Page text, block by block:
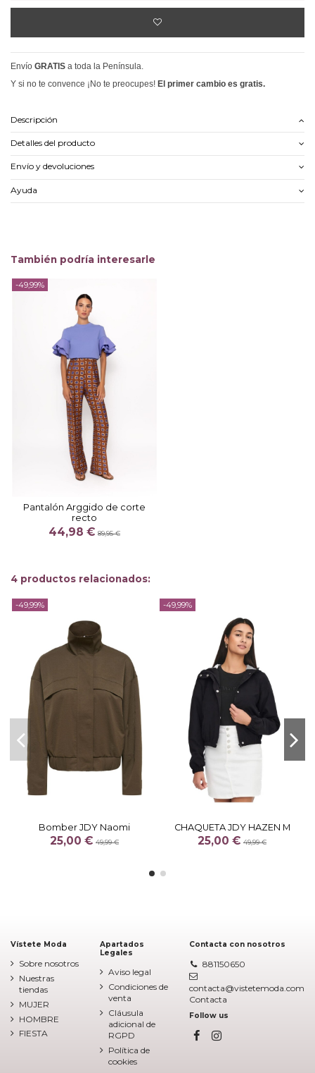
Envío GRATIS a toda la Península.
Y si no te convence ¡No te preocupes! El primer cambio es gratis.
Descripción
Detalles del producto
Envío y devoluciones
Ayuda
También podría interesarle
-49,99%
Pantalón Arggido de corte
recto
44,98 € 89,95 €
4 productos relacionados:
-49,99%
Bomber JDY Naomi
25,00 € 49,99 €
-49,99%
CHAQUETA JDY HAZEN M
25,00 € 49,99 €
Vístete Moda
Sobre nosotros
Nuestras
tiendas
MUJER
HOMBRE
FIESTA
Apartados
Legales
Aviso legal
Condiciones de
venta
Cláusula
adicional de
RGPD
Política de
cookies
Contacta con nosotros
881150650
contacta@vistetemoda.com
Contacta
Follow us